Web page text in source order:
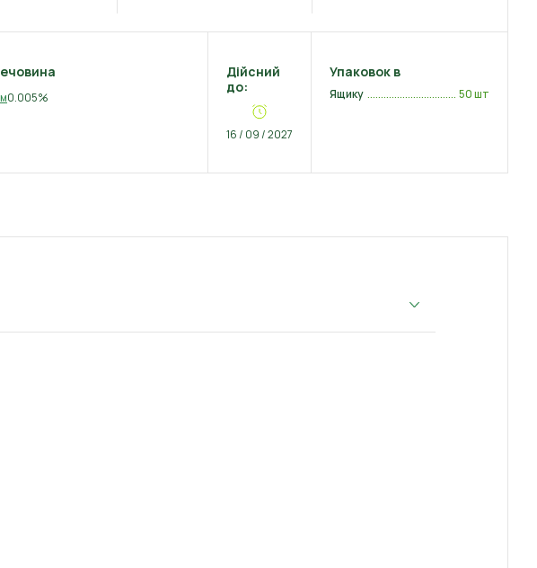
0.005%
Дійсний
до:
16 / 09 / 2027
Упаковок в
Ящику 50 шт